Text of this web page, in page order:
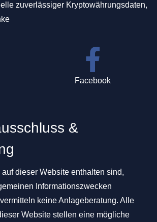
zuverlässiger Kryptowährungsdaten,
Facebook
&
auf dieser Website enthalten sind,
Informationszwecken
keine Anlageberatung. Alle
Website stellen eine mögliche